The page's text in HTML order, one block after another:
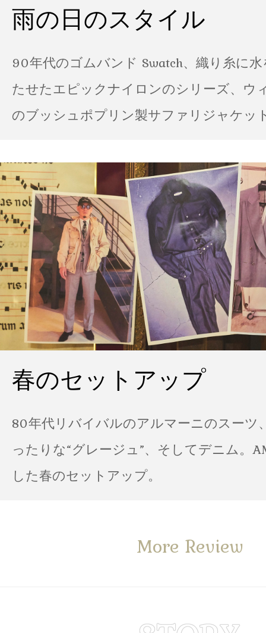
雨の日のスタイル
90年代のゴムバンド Swatch、織り糸に
たせたエピックナイロンのシリーズ、ウ
のブッシュポプリン製サファリジャケッ
春のセットアップ
80年代リバイバルのアルマーニのスーツ
ったりな“グレージュ”、そしてデニム。
した春のセットアップ。
More Review